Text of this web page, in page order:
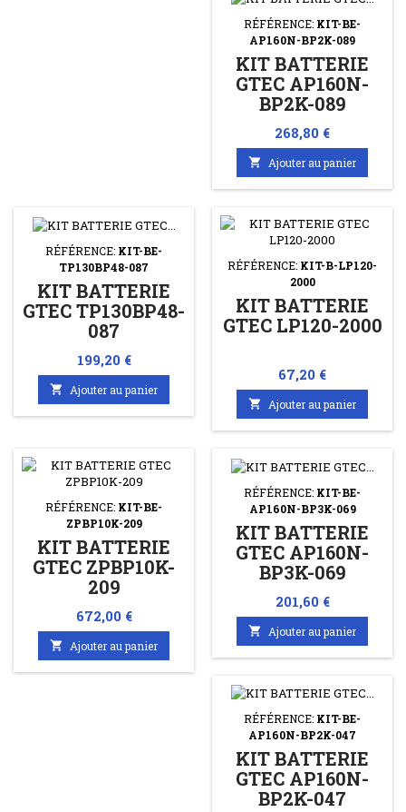
RÉFÉRENCE: KIT-BE-
AP160N-BP2K-089
KIT BATTERIE
GTEC AP160N-
BP2K-089
Prix
268,80 €
 Ajouter au panier
RÉFÉRENCE: KIT-BE-
TP130BP48-087
KIT BATTERIE
GTEC TP130BP48-
087
Prix
199,20 €
 Ajouter au panier
RÉFÉRENCE: KIT-B-LP120-
2000
KIT BATTERIE
GTEC LP120-2000
Prix
67,20 €
 Ajouter au panier
RÉFÉRENCE: KIT-BE-
ZPBP10K-209
KIT BATTERIE
GTEC ZPBP10K-
209
Prix
672,00 €
 Ajouter au panier
RÉFÉRENCE: KIT-BE-
AP160N-BP3K-069
KIT BATTERIE
GTEC AP160N-
BP3K-069
Prix
201,60 €
 Ajouter au panier
RÉFÉRENCE: KIT-BE-
AP160N-BP2K-047
KIT BATTERIE
GTEC AP160N-
BP2K-047